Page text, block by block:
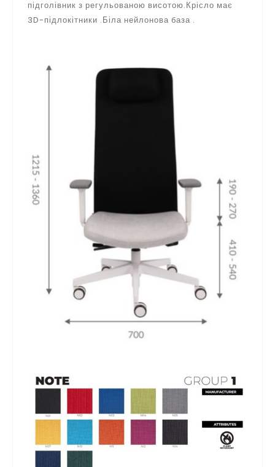
підголівник з регульованою висотою.Крісло має
3D-підлокітники .Біла нейлонова база .